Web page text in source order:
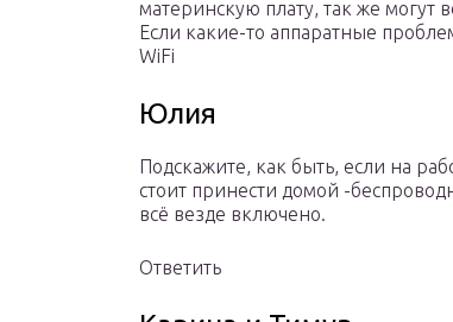
материнскую плату, так же могут
Если какие-то аппаратные
WiFi
Юлия
Подскажите, как быть, если на
стоит принести домой -
всё везде включено.
Ответить